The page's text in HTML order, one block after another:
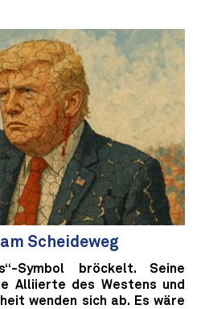
Scheideweg
Symbol bröckelt. Seine
Alliierte des Westens und
wenden sich ab. Es wäre